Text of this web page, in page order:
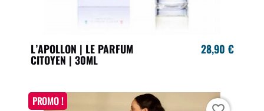
L’APOLLON | LE PARFUM
CITOYEN | 30ML
28,90 €
PROMO !